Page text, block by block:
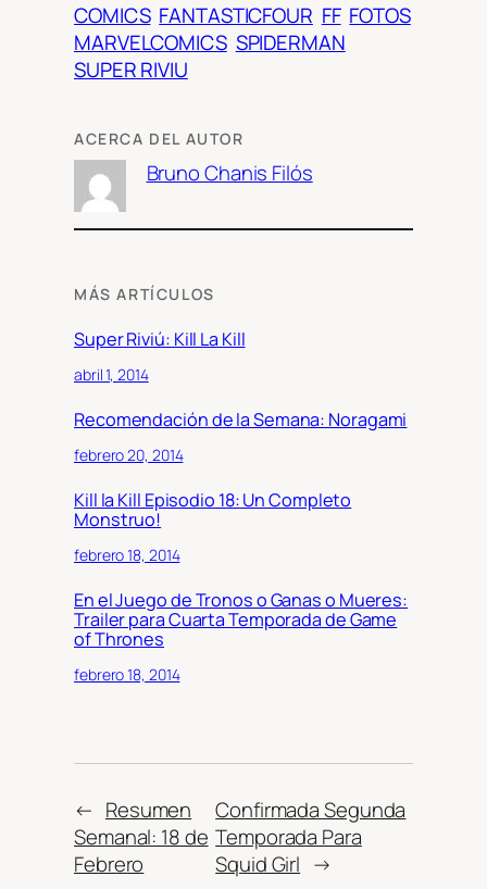
COMICS FANTASTICFOUR FF FOTOS
MARVELCOMICS SPIDERMAN
SUPER RIVIU
ACERCA DEL AUTOR
Bruno Chanis Filós
MÁS ARTÍCULOS
Super Riviú: Kill La Kill
abril 1, 2014
Recomendación de la Semana: Noragami
febrero 20, 2014
Kill la Kill Episodio 18: Un Completo
Monstruo!
febrero 18, 2014
En el Juego de Tronos o Ganas o Mueres:
Trailer para Cuarta Temporada de Game
of Thrones
febrero 18, 2014
← Resumen
Semanal: 18 de
Febrero
Confirmada Segunda
Temporada Para
Squid Girl →